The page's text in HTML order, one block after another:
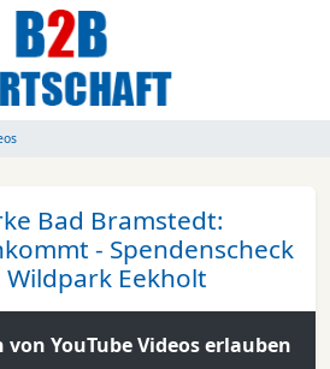
Bad Bramstedt:
- Spendenscheck
Eekholt
von YouTube Videos erlauben